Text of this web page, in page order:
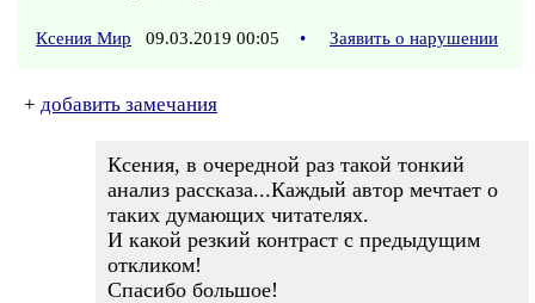
Ксения Мир 09.03.2019 00:05 • Заявить о нарушении
+ добавить замечания
Ксения, в очередной раз такой тонкий
анализ рассказа...Каждый автор мечтает о
таких думающих читателях.
И какой резкий контраст с предыдущим
откликом!
Спасибо большое!